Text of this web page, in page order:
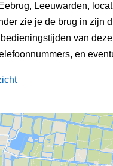
Leeuwarden,
zie je de brug in zijn
van
en